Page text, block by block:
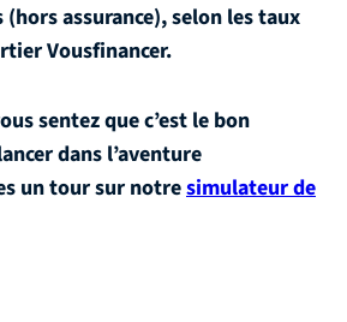
(hors assurance), selon les taux
Vousfinancer.
sentez que c’est le bon
dans l’aventure
un tour sur notresimulateur de